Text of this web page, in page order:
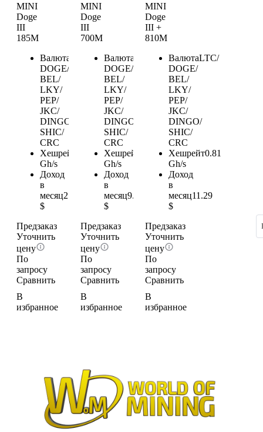
MINI
Doge
III
185M
Валюта
DOGE/
BEL/
LKY/
PEP/
JKC/
DINGO/
SHIC/
CRC
Хешрейт
0.185
Gh/s
Доход
в
месяц2.58
$
Предзаказ
Уточнить
цену
По
запросу
Сравнить
В
избранное
MINI
Doge
III
700M
Валюта
DOGE/
BEL/
LKY/
PEP/
JKC/
DINGO/
SHIC/
CRC
Хешрейт
Gh/s
Доход
в
месяц9.76
$
Предзаказ
Уточнить
цену
По
запросу
Сравнить
В
избранное
MINI
Doge
III +
810M
ВалютаLTC/
DOGE/
BEL/
LKY/
PEP/
JKC/
DINGO/
SHIC/
CRC
Хешрейт0.81
Gh/s
Доход
в
месяц11.29
$
Предзаказ
Уточнить
цену
По
запросу
Сравнить
В
избранное